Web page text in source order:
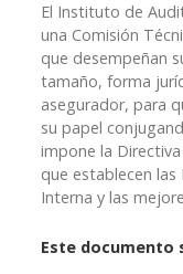
El Instituto de
una Comisión
que desempeñan
tamaño, forma
asegurador, para
su papel
impone la
que establecen
Interna y las
Este documento